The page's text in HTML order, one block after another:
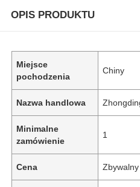
OPIS PRODUKTU
Miejsce
pochodzenia
Chiny
Nazwa handlowa
Minimalne
zamówienie
1
Cena Zbywalny